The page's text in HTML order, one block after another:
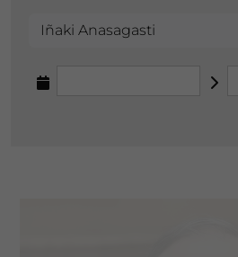
Iñaki Anasagasti